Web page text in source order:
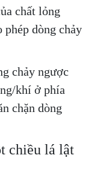
chất lỏng
phép dòng chảy
chảy ngược
khí ở phía
chặn dòng
chiều lá lật